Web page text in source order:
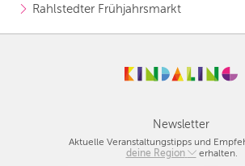
Rahlstedter Frühjahrsmarkt
Newsletter
Aktuelle Veranstaltungstipps und
deine Region
Berlin
erhalten.